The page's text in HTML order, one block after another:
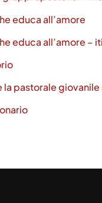
educa all’amore
educa all’amore –
la pastorale giovanile